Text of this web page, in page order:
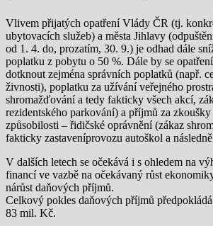
Vlivem přijatých opatření Vlády ČR (tj.
ubytovacích služeb) a města Jihlavy
od 1. 4. do, prozatím, 30. 9.) je odhad dále
poplatku z pobytu o 50 %. Dále by se
dotknout zejména správních poplatků (např.
živnosti), poplatku za užívání veřejného
shromažďování a tedy fakticky všech akcí,
rezidentského parkování) a příjmů za
způsobilosti – řidičské oprávnění (zákaz
fakticky zastaveníprovozu autoškol a
V dalších letech se očekává i s ohledem na
financí ve vazbě na očekávaný růst
nárůst daňových příjmů.
Celkový pokles daňových příjmů
83 mil. Kč.